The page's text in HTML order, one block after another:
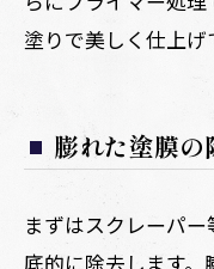
塗りで美しく仕上げ
膨れた塗膜の
まずはスクレーパ
底的に除去します